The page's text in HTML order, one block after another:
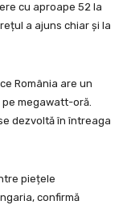
cu aproape 52 la
a ajuns chiar și la
România are un
pe megawatt-oră.
dezvoltă în întreaga
piețele
confirmă